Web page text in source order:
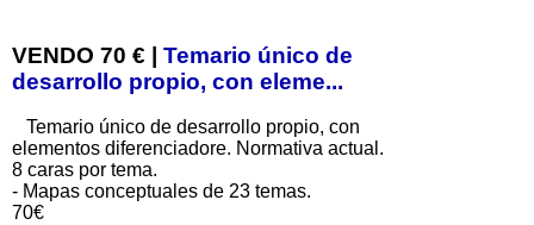
VENDO 70 € | Temario único de
desarrollo propio, con eleme...
Temario único de desarrollo propio, con
elementos diferenciadore. Normativa actual.
8 caras por tema.
- Mapas conceptuales de 23 temas.
70€